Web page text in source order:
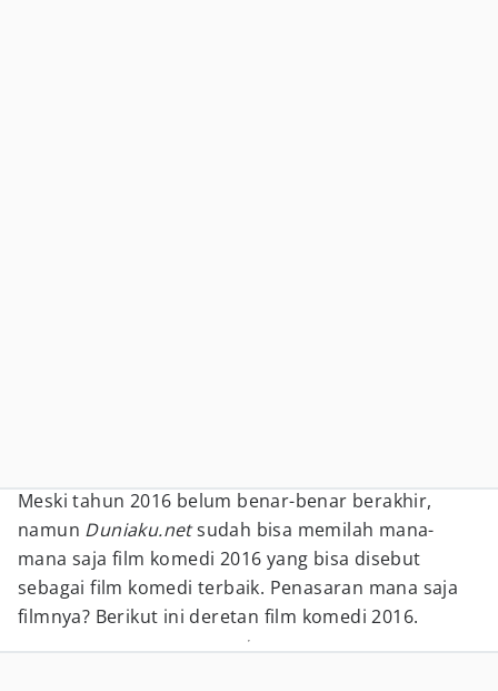
Meski tahun 2016 belum benar-benar berakhir,
namun Duniaku.netsudah bisa memilah mana-
mana saja film komedi 2016 yang bisa disebut
sebagai film komedi terbaik. Penasaran mana saja
filmnya? Berikut ini deretan film komedi 2016.